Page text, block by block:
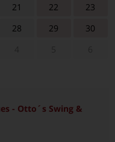
21 22
23
28 29
30
- Otto´s Swing &